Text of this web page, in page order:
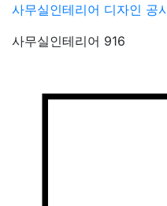
Skip
content
사무실인테리어 디자인 공
사무실인테리어 916